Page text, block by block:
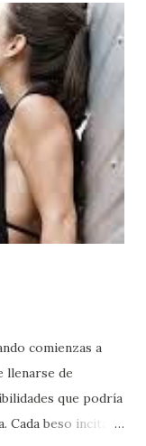
comienzas a
llenarse de
que podría
beso incita